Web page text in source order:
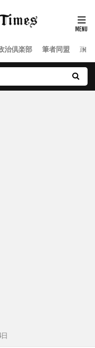
治倶楽部 筆者同盟 政